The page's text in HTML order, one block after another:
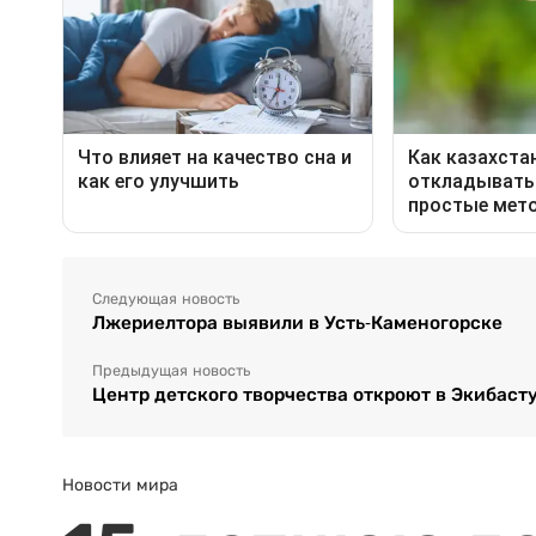
Следующая новость
Лжериелтора выявили в Усть-Каменогорске
Предыдущая новость
Центр детского творчества откроют в
Новости мира